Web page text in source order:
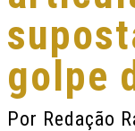
golpe
Por Redação